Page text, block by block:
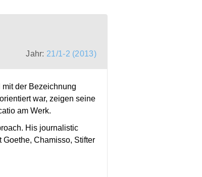
Jahr: 21/1-2 (2013)
der Bezeichnung
war, zeigen seine
am Werk.
His journalistic
Chamisso, Stifter